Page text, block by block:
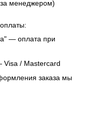
менеджером)
— оплата при
Visa / Mastercard
заказа мы